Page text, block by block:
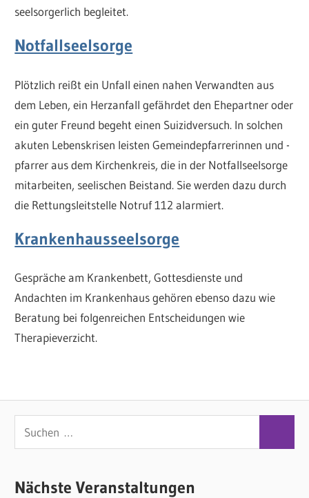
seelsorgerlich begleitet.
Notfallseelsorge
Plötzlich reißt ein Unfall einen nahen Verwandten aus
dem Leben, ein Herzanfall gefährdet den Ehepartner oder
ein guter Freund begeht einen Suizidversuch. In solchen
akuten Lebenskrisen leisten Gemeindepfarrerinnen und -
pfarrer aus dem Kirchenkreis, die in der Notfallseelsorge
mitarbeiten, seelischen Beistand. Sie werden dazu durch
die Rettungsleitstelle Notruf 112 alarmiert.
Krankenhausseelsorge
Gespräche am Krankenbett, Gottesdienste und
Andachten im Krankenhaus gehören ebenso dazu wie
Beratung bei folgenreichen Entscheidungen wie
Therapieverzicht.
u
h
Nächste Veranstaltungen